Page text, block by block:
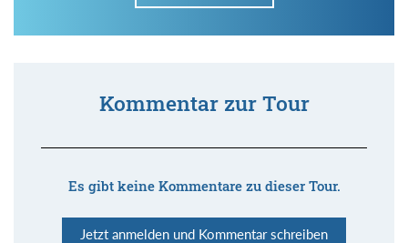
Kommentar zur Tour
Es gibt keine Kommentare zu dieser Tour.
Jetzt anmelden und Kommentar schreiben